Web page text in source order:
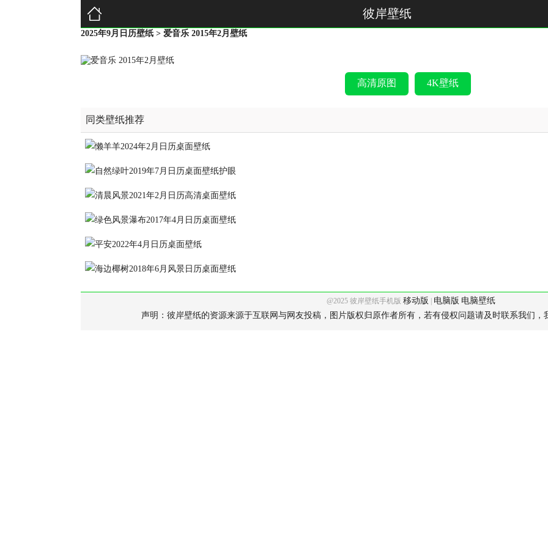
彼岸壁纸
2025年9月日历壁纸 > 爱音乐 2015年2月壁纸
高清原图 4K壁纸
同类壁纸推荐
@2025 彼岸壁纸手机版 移动版 电脑版 电脑壁纸
声明：彼岸壁纸的资源来源于互联网与网友投稿，图片版权归原作者所有，若有侵权问题请及时联系我们